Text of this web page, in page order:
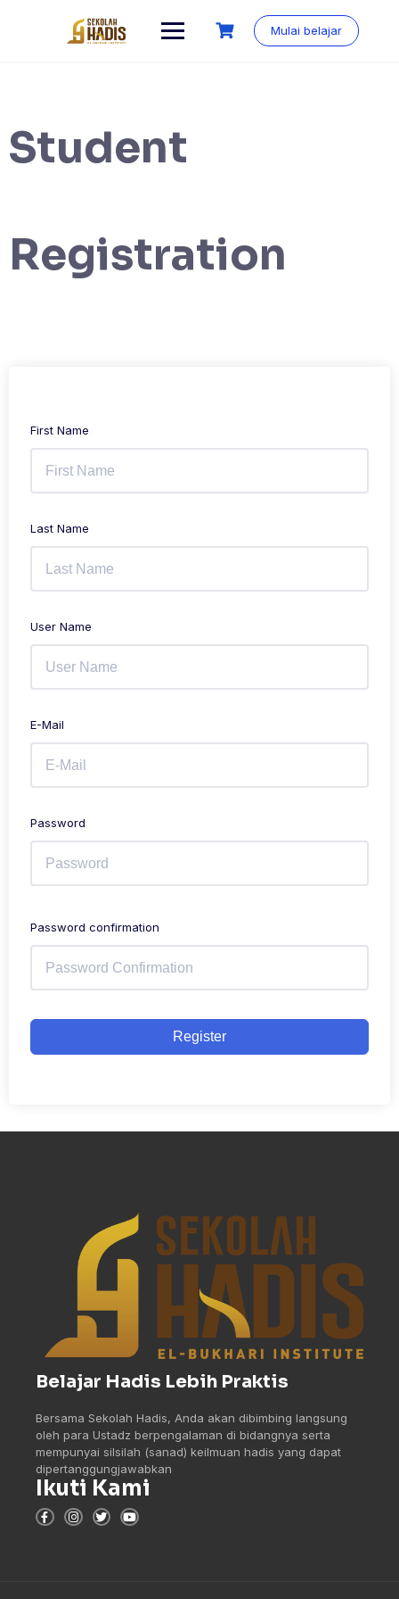
Mulai belajar
Student
Registration
First Name
Last Name
User Name
E-Mail
Password
Password confirmation
Register
Belajar Hadis Lebih Praktis
Bersama Sekolah Hadis, Anda akan dibimbing langsung
oleh para Ustadz berpengalaman di bidangnya serta
mempunyai silsilah (sanad) keilmuan hadis yang dapat
dipertanggungjawabkan
Ikuti Kami